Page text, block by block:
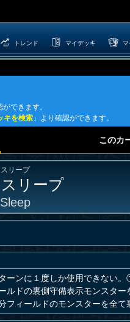
トレンド マイデッキ マ
ができます。
キを検索 」より確認ができます。
このカ
リープ
リープ
ンに１度しか使用できない
ルドの裏側守備表示モンスタ
ィールドのモンスターを全て